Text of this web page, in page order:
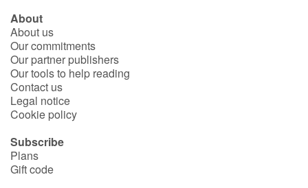
Schools
Libraries
Videos & Tutorials
Blog
Learn french with Storyplay'r
About
About us
Our commitments
Our partner publishers
Our tools to help reading
Contact us
Legal notice
Cookie policy
Subscribe
Plans
Gift code